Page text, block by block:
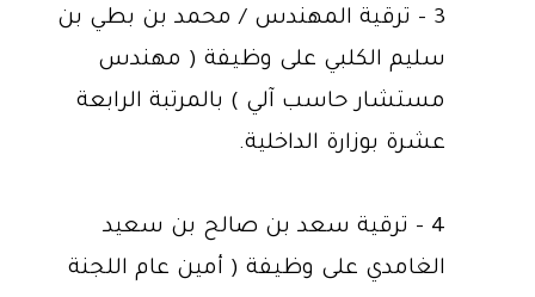
3 - ترقية المهندس / محمد بن بطي بن
سليم الكلبي على وظيفة ( مهندس
مستشار حاسب آلي ) بالمرتبة الرابعة
عشرة بوزارة الداخلية.
4 - ترقية سعد بن صالح بن سعيد
الغامدي على وظيفة ( أمين عام اللجنة